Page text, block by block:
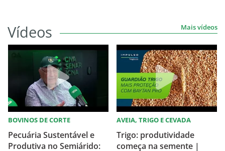
Vídeos Mais vídeos
BOVINOS DE CORTE
Pecuária Sustentável e
Produtiva no Semiárido:
AVEIA, TRIGO E CEVADA
Trigo: produtividade
começa na semente |